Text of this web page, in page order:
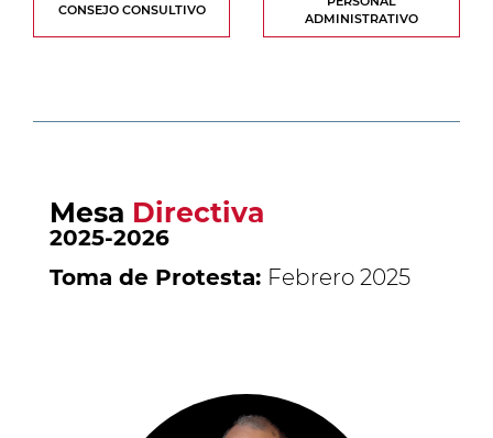
CONSEJO CONSULTIVO
ADMINISTRATIVO
Mesa Directiva
2025-2026
Toma de Protesta: Febrero 2025